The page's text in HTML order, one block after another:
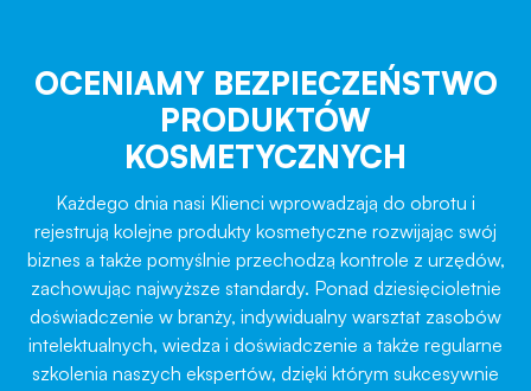
OCENIAMY BEZPIECZEŃSTWO
PRODUKTÓW
KOSMETYCZNYCH
Każdego dnia nasi Klienci wprowadzają do obrotu i
rejestrują kolejne produkty kosmetyczne rozwijając swój
biznes a także pomyślnie przechodzą kontrole z urzędów,
zachowując najwyższe standardy. Ponad dziesięcioletnie
doświadczenie w branży, indywidualny warsztat zasobów
intelektualnych, wiedza i doświadczenie a także regularne
szkolenia naszych ekspertów, dzięki którym sukcesywnie